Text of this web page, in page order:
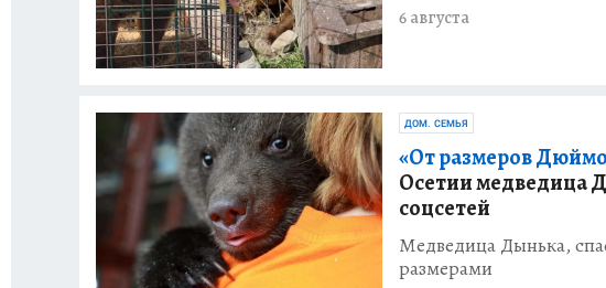
6 августа
ДОМ. СЕМЬЯ
«От размеров
Осетии медведица
соцсетей
Медведица Дынька,
размерами